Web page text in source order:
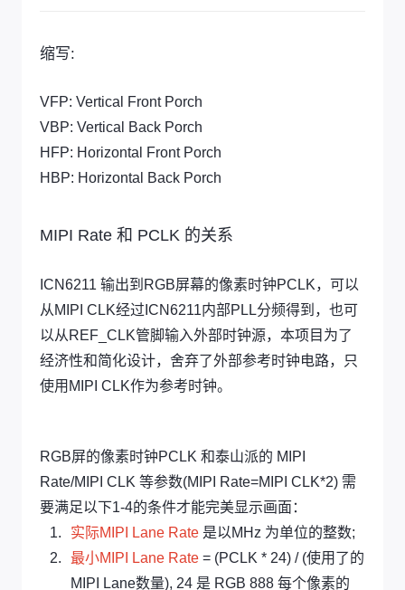
缩写:
VFP: Vertical Front Porch
VBP: Vertical Back Porch
HFP: Horizontal Front Porch
HBP: Horizontal Back Porch
MIPI Rate 和 PCLK 的关系
ICN6211 输出到RGB屏幕的像素时钟PCLK，可以
从MIPI CLK经过ICN6211内部PLL分频得到，也可
以从REF_CLK管脚输入外部时钟源，本项目为了
经济性和简化设计，舍弃了外部参考时钟电路，只
使用MIPI CLK作为参考时钟。
RGB屏的像素时钟PCLK 和泰山派的 MIPI
Rate/MIPI CLK 等参数(MIPI Rate=MIPI CLK*2) 需
要满足以下1-4的条件才能完美显示画面：
实际MIPI Lane Rate 是以MHz 为单位的整数;
最小MIPI Lane Rate = (PCLK * 24) / (使用了的
MIPI Lane数量), 24 是 RGB 888 每个像素的